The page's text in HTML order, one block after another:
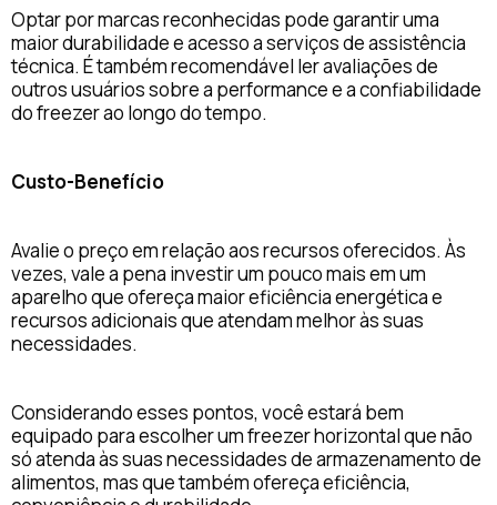
Optar por marcas reconhecidas pode garantir uma
maior durabilidade e acesso a serviços de assistência
técnica. É também recomendável ler avaliações de
outros usuários sobre a performance e a confiabilidade
do freezer ao longo do tempo.
Custo-Benefício
Avalie o preço em relação aos recursos oferecidos. Às
vezes, vale a pena investir um pouco mais em um
aparelho que ofereça maior eficiência energética e
recursos adicionais que atendam melhor às suas
necessidades.
Considerando esses pontos, você estará bem
equipado para escolher um freezer horizontal que não
só atenda às suas necessidades de armazenamento de
alimentos, mas que também ofereça eficiência,